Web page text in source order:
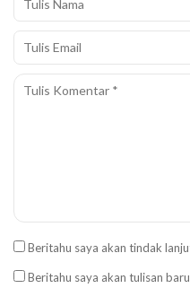
Beritahu saya akan tindak
Beritahu saya akan tulisan